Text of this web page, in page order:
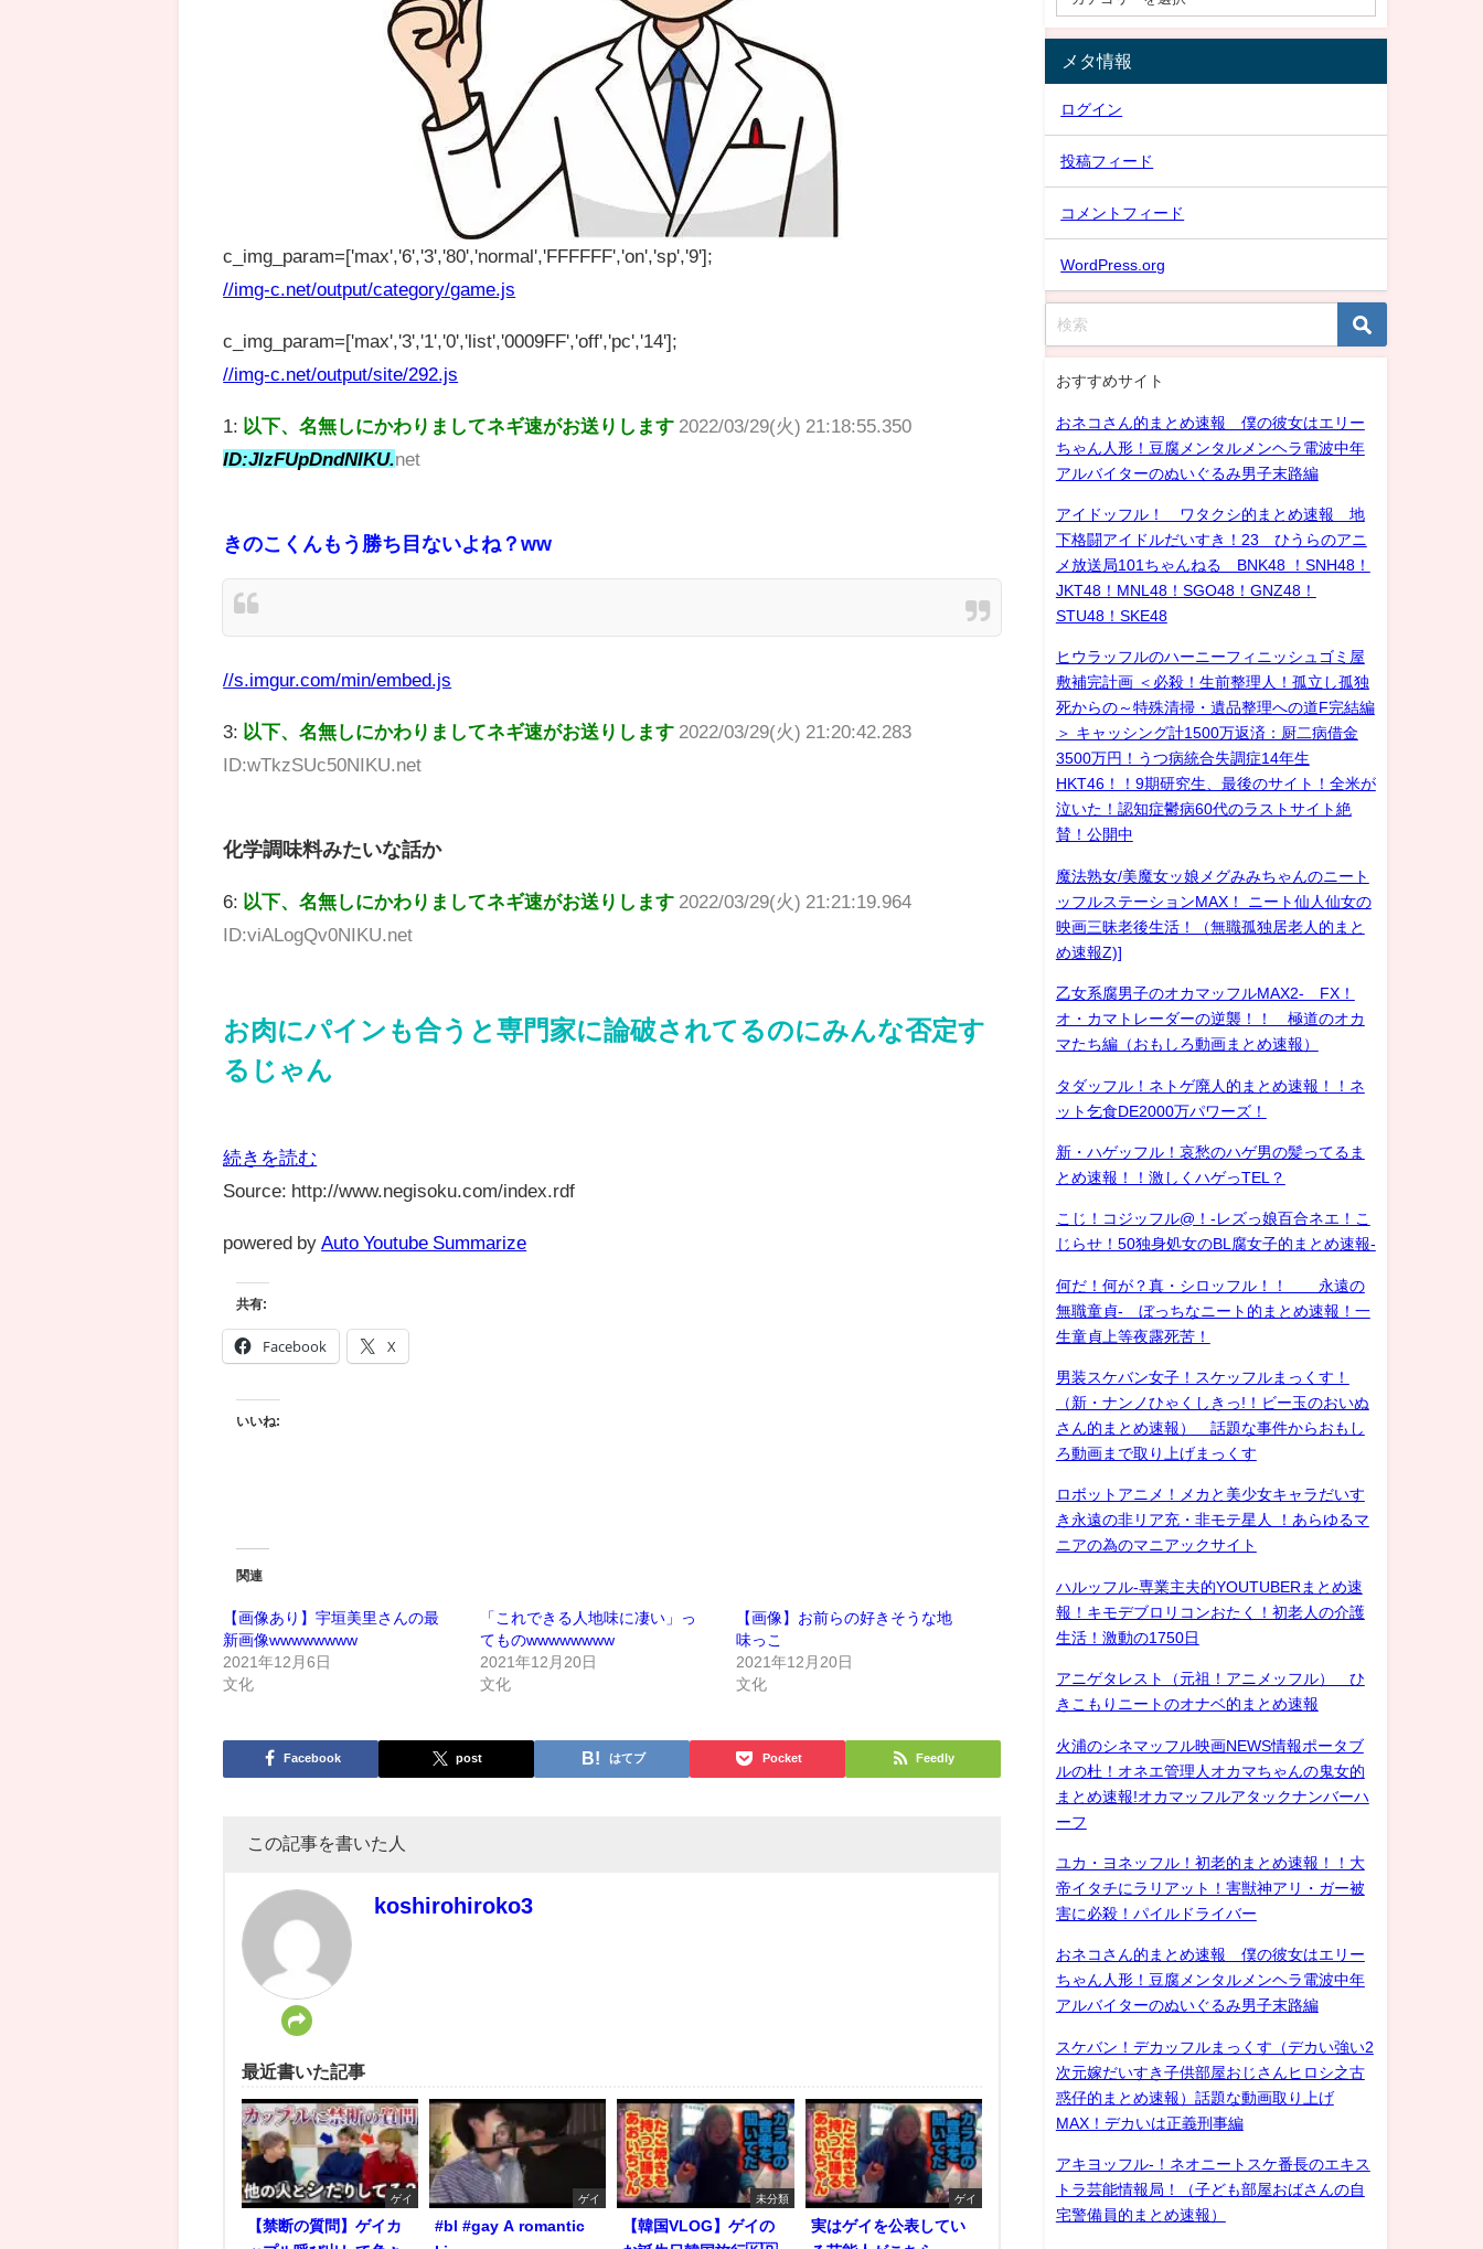
c_img_param=['max','6','3','80','normal','FFFFFF','on','sp','9'];
//img-c.net/output/category/game.js
c_img_param=['max','3','1','0','list','0009FF','off','pc','14'];
//img-c.net/output/site/292.js
1: 以下、名無しにかわりましてネギ速がお送りします 2022/03/29(火) 21:18:55.350
ID:JlzFUpDndNIKU. net
きのこくんもう勝ち目ないよね？ww
//s.imgur.com/min/embed.js
3: 以下、名無しにかわりましてネギ速がお送りします 2022/03/29(火) 21:20:42.283
ID:wTkzSUc50NIKU.net
化学調味料みたいな話か
6: 以下、名無しにかわりましてネギ速がお送りします 2022/03/29(火) 21:21:19.964
ID:viALogQv0NIKU.net
お肉にパインも合うと専門家に論破されてるのにみんな否定す
るじゃん
続きを読む
Source: http://www.negisoku.com/index.rdf
powered by Auto Youtube Summarize
共有:
Facebook X
いいね:
関連
【画像あり】宇垣美里さんの最
新画像wwwwwwww
2021年12月6日
文化
「これできる人地味に凄い」っ
てものwwwwwwww
2021年12月20日
文化
【画像】お前らの好きそうな地
味っこ
2021年12月20日
文化
Facebook post はてブ Pocket Feedly
この記事を書いた人
koshirohiroko3
最近書いた記事
ゲイ
【禁断の質問】ゲイカ
ゲイ
#bl #gay A romantic
未分類
【韓国VLOG】ゲイの
ゲイ
実はゲイを公表してい
メタ情報
ログイン
投稿フィード
コメントフィード
WordPress.org
おすすめサイト
おネコさん的まとめ速報 僕の彼女はエリー
ちゃん人形！豆腐メンタルメンヘラ電波中年
アルバイターのぬいぐるみ男子末路編
アイドッフル！ ワタクシ的まとめ速報 地
下格闘アイドルだいすき！23 ひうらのアニ
メ放送局101ちゃんねる BNK48 ！SNH48！
JKT48！MNL48！SGO48！GNZ48！
STU48！SKE48
ヒウラッフルのハーニーフィニッシュゴミ屋
敷補完計画 ＜必殺！生前整理人！孤立し孤独
死からの～特殊清掃・遺品整理への道F完結編
＞ キャッシング計1500万返済：厨二病借金
3500万円！うつ病統合失調症14年生
HKT46！！9期研究生、最後のサイト！全米が
泣いた！認知症鬱病60代のラストサイト絶
賛！公開中
魔法熟女/美魔女ッ娘メグみみちゃんのニート
ッフルステーションMAX！ ニート仙人仙女の
映画三昧老後生活！（無職孤独居老人的まと
め速報Z)]
乙女系腐男子のオカマッフルMAX2- FX！
オ・カマトレーダーの逆襲！！ 極道のオカ
マたち編（おもしろ動画まとめ速報）
タダッフル！ネトゲ廃人的まとめ速報！！ネ
ット乞食DE2000万パワーズ！
新・ハゲッフル！哀愁のハゲ男の髪ってるま
とめ速報！！激しくハゲっTEL？
こじ！コジッフル@！-レズっ娘百合ネエ！こ
じらせ！50独身処女のBL腐女子的まとめ速報-
何だ！何が？真・シロッフル！！ 永遠の
無職童貞- ぼっちなニート的まとめ速報！一
生童貞上等夜露死苦！
男装スケバン女子！スケッフルまっくす！
（新・ナンノひゃくしきっ!！ビー玉のおいぬ
さん的まとめ速報） 話題な事件からおもし
ろ動画まで取り上げまっくす
ロボットアニメ！メカと美少女キャラだいす
き永遠の非リア充・非モテ星人 ！あらゆるマ
ニアの為のマニアックサイト
ハルッフル-専業主夫的YOUTUBERまとめ速
報！キモデブロリコンおたく！初老人の介護
生活！激動の1750日
アニゲタレスト（元祖！アニメッフル） ひ
きこもりニートのオナベ的まとめ速報
火浦のシネマッフル映画NEWS情報ポータブ
ルの杜！オネエ管理人オカマちゃんの鬼女的
まとめ速報!オカマッフルアタックナンバーハ
ーフ
ユカ・ヨネッフル！初老的まとめ速報！！大
帝イタチにラリアット！害獣神アリ・ガー被
害に必殺！パイルドライバー
おネコさん的まとめ速報 僕の彼女はエリー
ちゃん人形！豆腐メンタルメンヘラ電波中年
アルバイターのぬいぐるみ男子末路編
スケバン！デカッフルまっくす（デカい強い2
次元嫁だいすき子供部屋おじさんヒロシ之古
惑仔的まとめ速報）話題な動画取り上げ
MAX！デカいは正義刑事編
アキヨッフル-！ネオニートスケ番長のエキス
トラ芸能情報局！（子ども部屋おばさんの自
宅警備員的まとめ速報）